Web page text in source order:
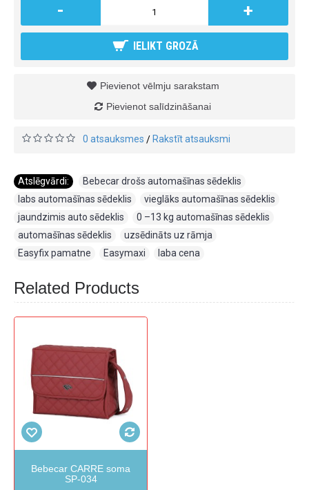
- +
IELIKT GROZĀ
Pievienot vēlmju sarakstam
Pievienot salīdzināšanai
0 atsauksmes / Rakstīt atsauksmi
Atslēgvārdi: Bebecar drošs automašīnas sēdeklis
labs automašīnas sēdeklis
vieglāks automašīnas sēdeklis
jaundzimis auto sēdeklis
0 –13 kg automašīnas sēdeklis
automašīnas sēdeklis
uzsēdināts uz rāmja
Easyfix pamatne
Easymaxi laba cena
Related Products
Bebecar CARRE soma
SP-034